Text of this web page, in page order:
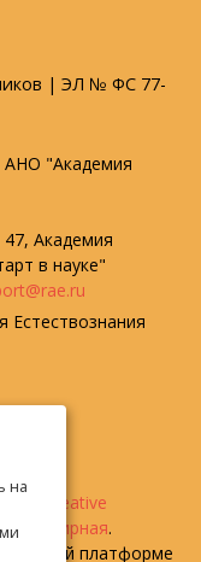
| ЭЛ № ФС 77-
АНО "Академия
Академия
в науке"
Естествознания
Creative
Всемирная.
платформе
на